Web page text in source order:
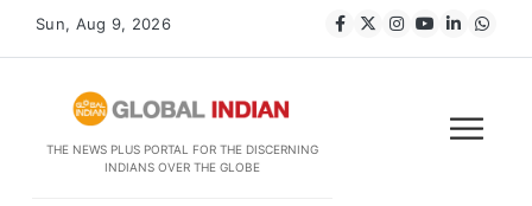
Sun, Aug 9, 2026
THE NEWS PLUS PORTAL FOR THE DISCERNING
INDIANS OVER THE GLOBE